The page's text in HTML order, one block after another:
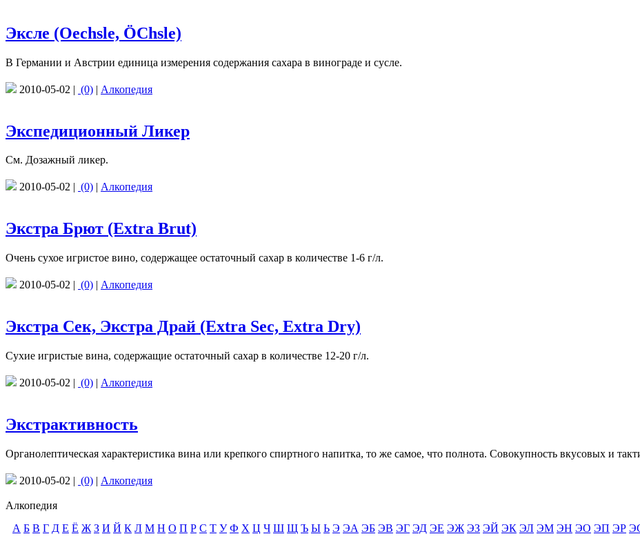
Эксле (Oechsle, ÖChsle)
В Германии и Австрии единица измерения содержания сахара в винограде и сусле.
2010-05-02 | (0) | Алкопедия
Экспедиционный Ликер
См. Дозажный ликер.
2010-05-02 | (0) | Алкопедия
Экстра Брют (Extra Brut)
Очень сухое игристое вино, содержащее остаточный сахар в количестве 1-6 г/л.
2010-05-02 | (0) | Алкопедия
Экстра Сек, Экстра Драй (Extra Sec, Extra Dry)
Сухие игристые вина, содержащие остаточный сахар в количестве 12-20 г/л.
2010-05-02 | (0) | Алкопедия
Экстрактивность
Органолептическая характеристика вина или крепкого спиртного напитка, то же самое, что полнота. Совокупность вкусовых и
2010-05-02 | (0) | Алкопедия
Алкопедия
А Б В Г Д Е Ё Ж З И Й К Л М Н О П Р С Т У Ф Х Ц Ч Ш Щ Ъ Ы Ь Э ЭА ЭБ ЭВ ЭГ ЭД ЭЕ ЭЖ ЭЗ ЭЙ ЭК ЭЛ ЭМ ЭН ЭО ЭП ЭР